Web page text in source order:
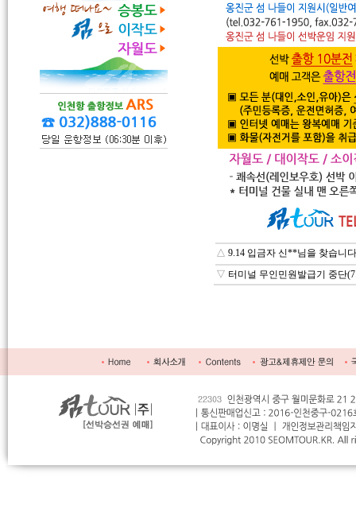
△ 9.14 입금자 신**님을 찾습니
▽ 터미널 무인민원발급기 중단